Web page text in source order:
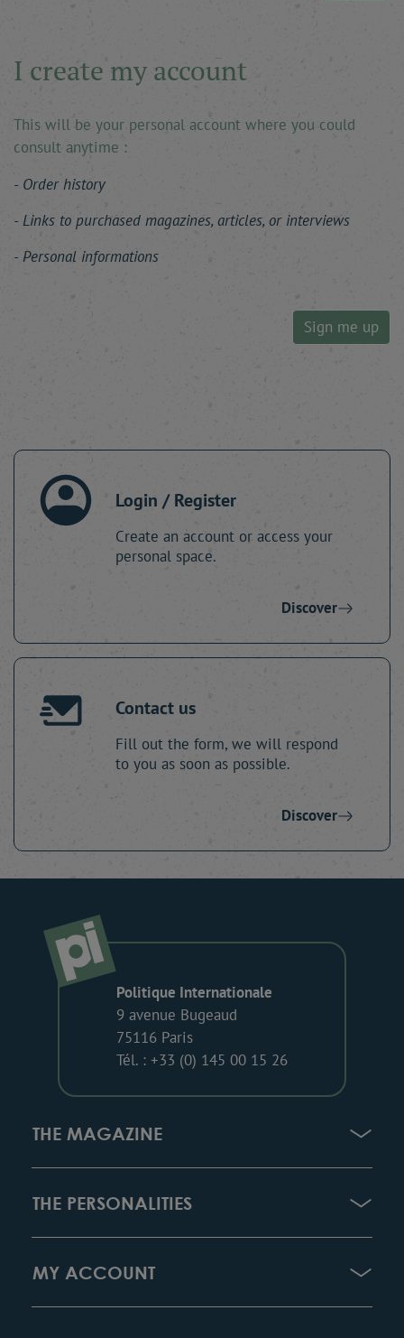
I create my account
This will be your personal account where you could
consult anytime :
Order history
Links to purchased magazines, articles, or interviews
Personal informations
Sign me up
Login / Register
Create an account or access your
personal space.
Discover
Contact us
Fill out the form, we will respond
to you as soon as possible.
Discover
Politique Internationale
9 avenue Bugeaud
75116 Paris
Tél. : +33 (0) 145 00 15 26
THE MAGAZINE
THE PERSONALITIES
MY ACCOUNT